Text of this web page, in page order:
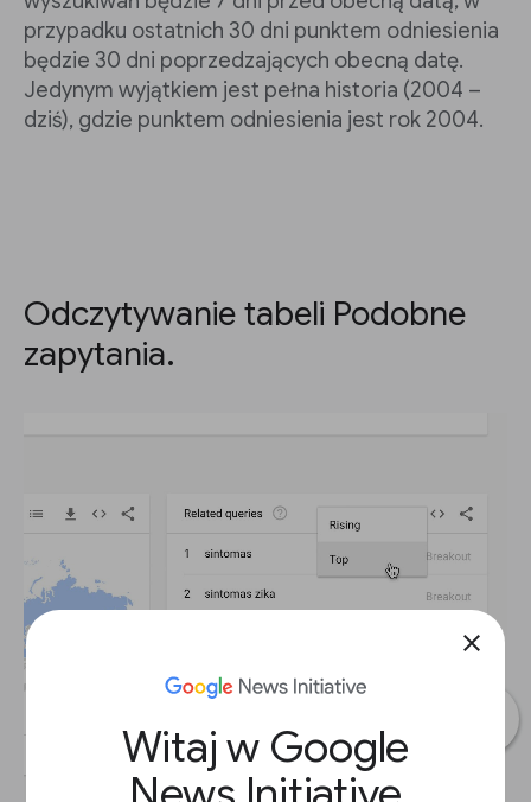
close
Witaj w Google
przypadku ostatnich 30 dni punktem odniesienia
będzie 30 dni poprzedzających obecną datę.
Jedynym wyjątkiem jest pełna historia (2004 –
dziś), gdzie punktem odniesienia jest rok 2004.
Odczytywanie tabeli Podobne
zapytania.